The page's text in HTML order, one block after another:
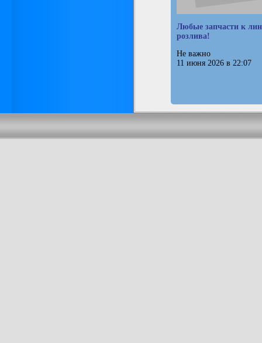
Любые запчасти к
розлива!
Не важно
11 июня 2026 в 22:07